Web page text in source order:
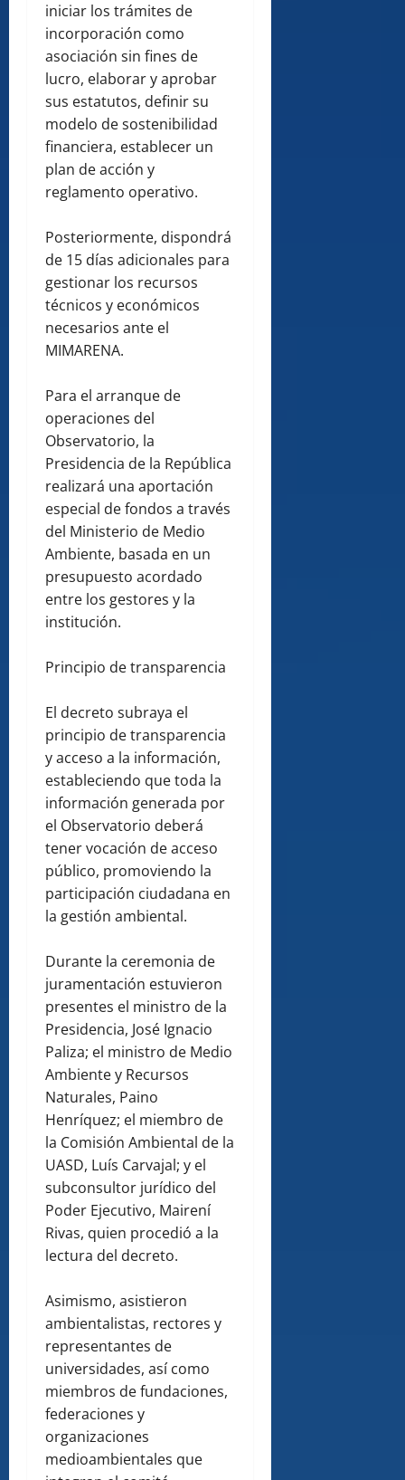
iniciar los trámites de
incorporación como
asociación sin fines de
lucro, elaborar y aprobar
sus estatutos, definir su
modelo de sostenibilidad
financiera, establecer un
plan de acción y
reglamento operativo.
Posteriormente, dispondrá
de 15 días adicionales para
gestionar los recursos
técnicos y económicos
necesarios ante el
MIMARENA.
Para el arranque de
operaciones del
Observatorio, la
Presidencia de la República
realizará una aportación
especial de fondos a través
del Ministerio de Medio
Ambiente, basada en un
presupuesto acordado
entre los gestores y la
institución.
Principio de transparencia
El decreto subraya el
principio de transparencia
y acceso a la información,
estableciendo que toda la
información generada por
el Observatorio deberá
tener vocación de acceso
público, promoviendo la
participación ciudadana en
la gestión ambiental.
Durante la ceremonia de
juramentación estuvieron
presentes el ministro de la
Presidencia, José Ignacio
Paliza; el ministro de Medio
Ambiente y Recursos
Naturales, Paino
Henríquez; el miembro de
la Comisión Ambiental de la
UASD, Luís Carvajal; y el
subconsultor jurídico del
Poder Ejecutivo, Mairení
Rivas, quien procedió a la
lectura del decreto.
Asimismo, asistieron
ambientalistas, rectores y
representantes de
universidades, así como
miembros de fundaciones,
federaciones y
organizaciones
medioambientales que